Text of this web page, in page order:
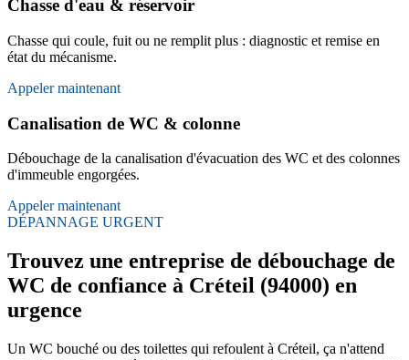
Chasse d'eau & réservoir
Chasse qui coule, fuit ou ne remplit plus : diagnostic et remise en
état du mécanisme.
Appeler maintenant
Canalisation de WC & colonne
Débouchage de la canalisation d'évacuation des WC et des colonnes
d'immeuble engorgées.
Appeler maintenant
DÉPANNAGE URGENT
Trouvez une entreprise de débouchage de
WC de confiance à Créteil (94000) en
urgence
Un WC bouché ou des toilettes qui refoulent à Créteil, ça n'attend